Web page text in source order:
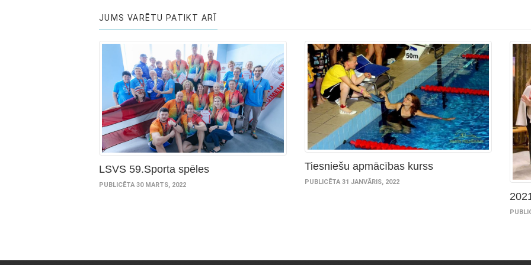
JUMS VARĒTU PATIKT ARĪ
LSVS 59.Sporta spēles
PUBLICĒTA 30 MARTS, 2022
Tiesniešu apmācības kurss
PUBLICĒTA 31 JANVĀRIS, 2022